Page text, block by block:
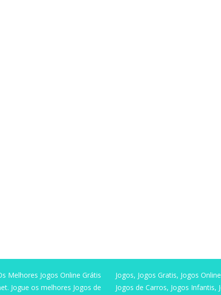
Melhores Jogos Online Grátis
Jogue os melhores Jogos de
Jogos, Jogos Gratis, Jogos
Jogos de Carros, Jogos Infantis,